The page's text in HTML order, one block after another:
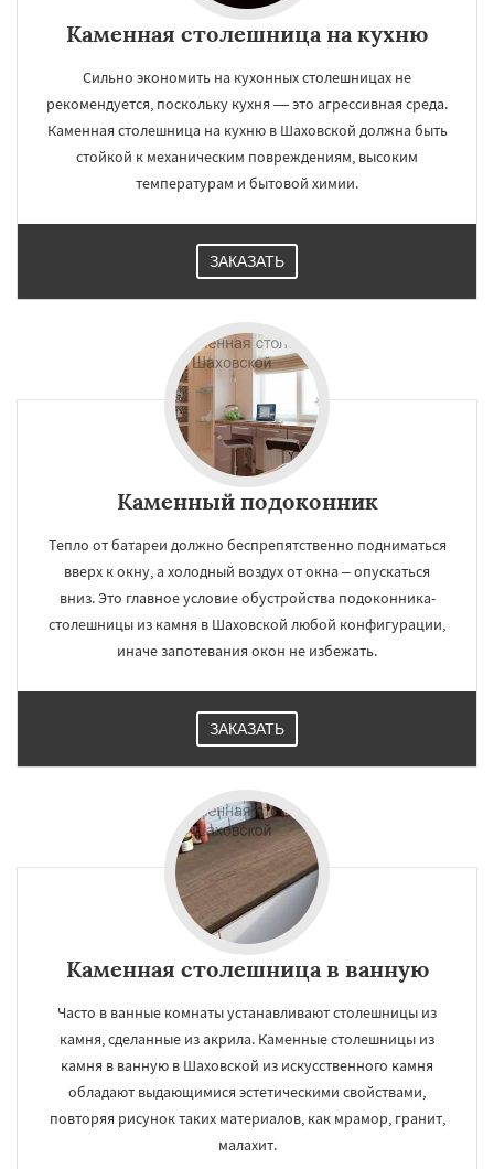
Каменная столешница на кухню
Сильно экономить на кухонных столешницах не
рекомендуется, поскольку кухня — это агрессивная среда.
Каменная столешница на кухню в Шаховской должна быть
стойкой к механическим повреждениям, высоким
температурам и бытовой химии.
ЗАКАЗАТЬ
Каменный подоконник
Тепло от батареи должно беспрепятственно подниматься
вверх к окну, а холодный воздух от окна – опускаться
вниз. Это главное условие обустройства подоконника-
столешницы из камня в Шаховской любой конфигурации,
иначе запотевания окон не избежать.
ЗАКАЗАТЬ
Каменная столешница в ванную
Часто в ванные комнаты устанавливают столешницы из
камня, сделанные из акрила. Каменные столешницы из
камня в ванную в Шаховской из искусственного камня
обладают выдающимися эстетическими свойствами,
повторяя рисунок таких материалов, как мрамор, гранит,
малахит.